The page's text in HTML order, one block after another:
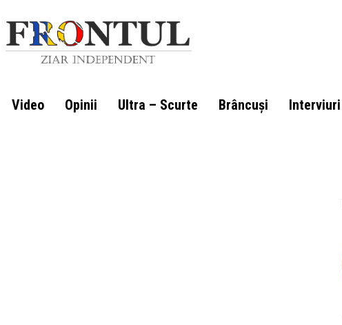
Video Opinii Ultra – Scurte Brâncuşi Interviuri